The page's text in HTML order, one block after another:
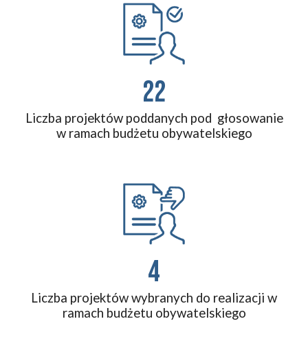
22
Liczba projektów poddanych pod głosowanie
w ramach budżetu obywatelskiego
4
Liczba projektów wybranych do realizacji w
ramach budżetu obywatelskiego